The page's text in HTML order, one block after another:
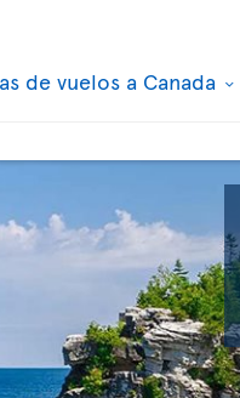
de vuelos a Canada